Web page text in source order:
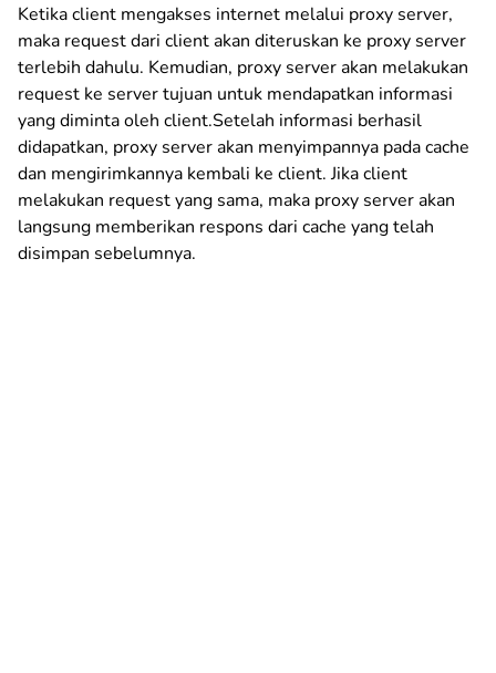
Ketika client mengakses internet melalui proxy server,
maka request dari client akan diteruskan ke proxy server
terlebih dahulu. Kemudian, proxy server akan melakukan
request ke server tujuan untuk mendapatkan informasi
yang diminta oleh client.Setelah informasi berhasil
didapatkan, proxy server akan menyimpannya pada cache
dan mengirimkannya kembali ke client. Jika client
melakukan request yang sama, maka proxy server akan
langsung memberikan respons dari cache yang telah
disimpan sebelumnya.